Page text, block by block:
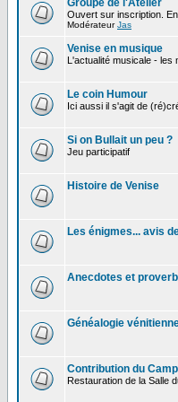
Groupe de l'Atelier
Ouvert sur inscription.
ModérateurJas
Venise en musique
L'actualité musicale - les
Le coin Humour
Ici aussi il s'agit de
Si on Bullait un peu ?
Jeu participatif
Histoire de Venise
Les énigmes... avis
Anecdotes et
Généalogie
Contribution du
Restauration de la Salle